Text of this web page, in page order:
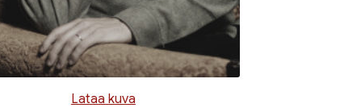
Lataa kuva